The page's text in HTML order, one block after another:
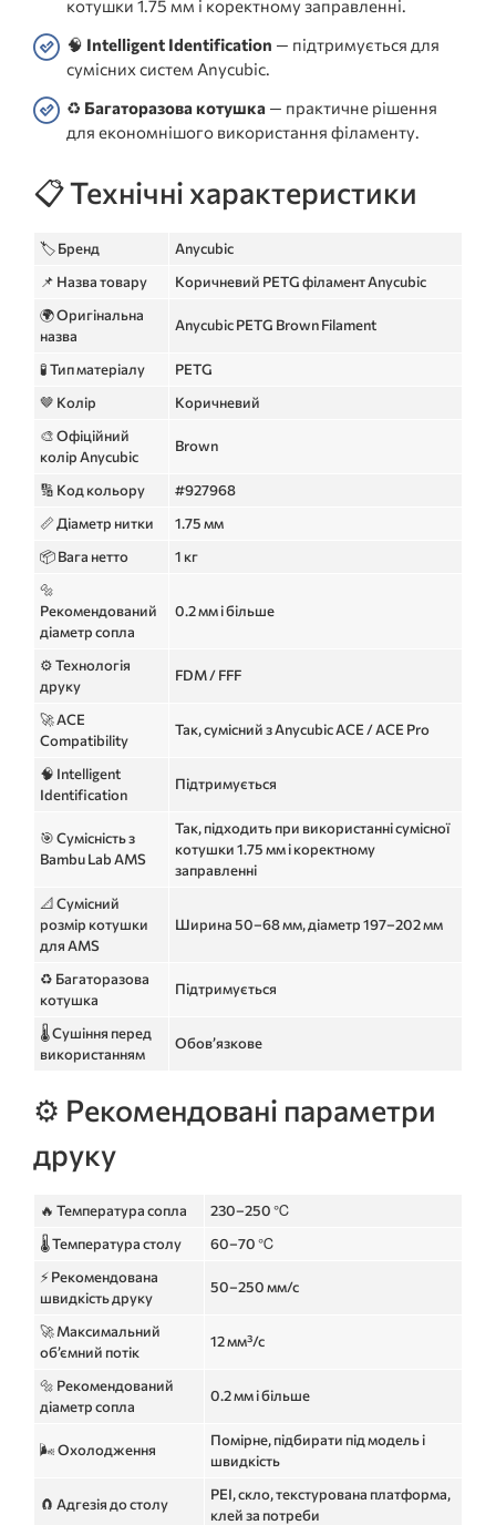
котушки 1.75 мм і коректному заправленні.
🧠 Intelligent Identification — підтримується для
сумісних систем Anycubic.
♻️ Багаторазова котушка — практичне рішення
для економнішого використання філаменту.
📋 Технічні характеристики
🏷️ Бренд
Anycubic
📌 Назва товару
Коричневий PETG філамент Anycubic
🌍 Оригінальна
назва
Anycubic PETG Brown Filament
🧪 Тип матеріалу
PETG
🤎 Колір
Коричневий
🎨 Офіційний
колір Anycubic
Brown
🔢 Код кольору
#927968
📏 Діаметр нитки
1.75 мм
📦 Вага нетто
1 кг
🔩
Рекомендований
діаметр сопла
0.2 мм і більше
⚙️ Технологія
друку
FDM / FFF
🚀 ACE
Compatibility
Так, сумісний з Anycubic ACE / ACE Pro
🧠 Intelligent
Identification
Підтримується
🎯 Сумісність з
Bambu Lab AMS
Так, підходить при використанні сумісної
котушки 1.75 мм і коректному
заправленні
📐 Сумісний
розмір котушки
для AMS
Ширина 50–68 мм, діаметр 197–202 мм
♻️ Багаторазова
котушка
Підтримується
🌡️ Сушіння перед
використанням
Обов’язкове
⚙️ Рекомендовані параметри
друку
🔥 Температура сопла
230–250 ℃
🌡️ Температура столу
60–70 ℃
⚡ Рекомендована
швидкість друку
50–250 мм/с
🚀 Максимальний
об’ємний потік
12 мм³/с
🔩 Рекомендований
діаметр сопла
0.2 мм і більше
🌬️ Охолодження
Помірне, підбирати під модель і
швидкість
🧲 Адгезія до столу
PEI, скло, текстурована платформа,
клей за потреби